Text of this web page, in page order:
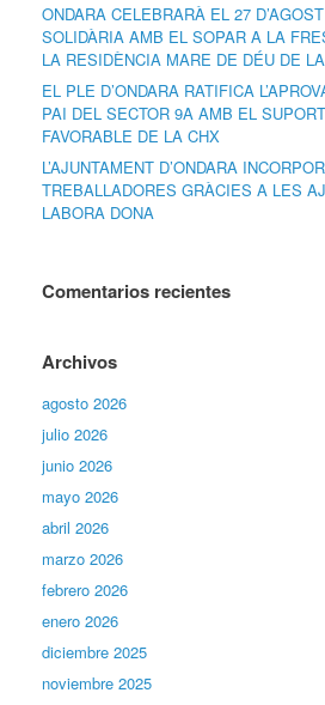
ONDARA CELEBRARÀ EL 27
SOLIDÀRIA AMB EL SOPAR A LA
LA RESIDÈNCIA MARE DE DÉU DE
EL PLE D’ONDARA RATIFICA
PAI DEL SECTOR 9A AMB EL
FAVORABLE DE LA CHX
L’AJUNTAMENT D’ONDARA
TREBALLADORES GRÀCIES A LES
LABORA DONA
Comentarios recientes
Archivos
agosto 2026
julio 2026
junio 2026
mayo 2026
abril 2026
marzo 2026
febrero 2026
enero 2026
diciembre 2025
noviembre 2025